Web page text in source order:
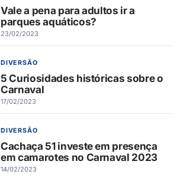
Vale a pena para adultos ir a
parques aquáticos?
23/02/2023
DIVERSÃO
5 Curiosidades históricas sobre o
Carnaval
17/02/2023
DIVERSÃO
Cachaça 51 investe em presença
em camarotes no Carnaval 2023
14/02/2023